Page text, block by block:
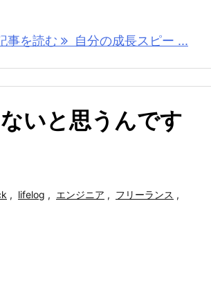
事を読む
自分の成長スピー ...
いと思うんです
, lifelog , エンジニア , フリーランス ,